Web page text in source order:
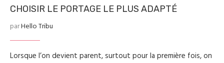
CHOISIR LE PORTAGE LE PLUS ADAPTÉ
parHello Tribu
Lorsque l’on devient parent, surtout pour la première fois, on